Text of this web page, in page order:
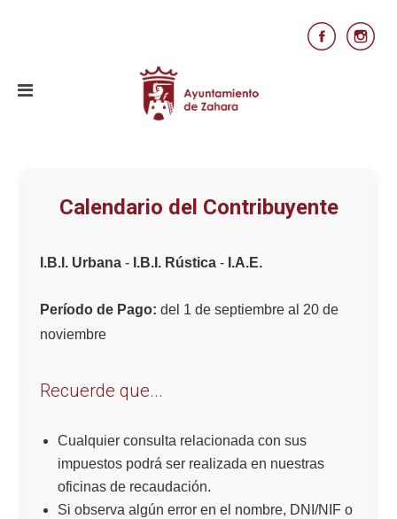
Calendario del Contribuyente
I.B.I. Urbana - I.B.I. Rústica - I.A.E.
Período de Pago: del 1 de septiembre al 20 de
noviembre
Recuerde que...
Cualquier consulta relacionada con sus
impuestos podrá ser realizada en nuestras
oficinas de recaudación.
Si observa algún error en el nombre, DNI/NIF o